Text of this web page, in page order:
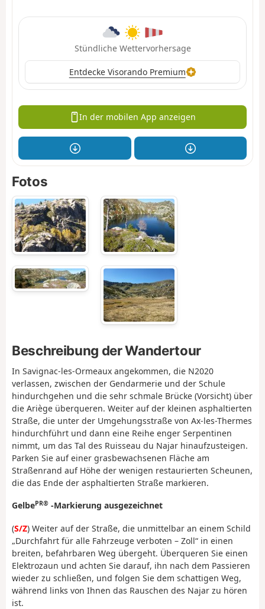
Stündliche Wettervorhersage
Entdecke Visorando Premium
In der mobilen App anzeigen
Fotos
Beschreibung der Wandertour
In Savignac-les-Ormeaux angekommen, die N2020
verlassen, zwischen der Gendarmerie und der Schule
hindurchgehen und die sehr schmale Brücke (Vorsicht) über
die Ariège überqueren. Weiter auf der kleinen asphaltierten
Straße, die unter der Umgehungsstraße von Ax-les-Thermes
hindurchführt und dann eine Reihe enger Serpentinen
nimmt, um das Tal des Ruisseau du Najar hinaufzusteigen.
Parken Sie auf einer grasbewachsenen Fläche am
Straßenrand auf Höhe der wenigen restaurierten Scheunen,
die das Ende der asphaltierten Straße markieren.
GelbePR® -Markierung ausgezeichnet
(S/Z) Weiter auf der Straße, die unmittelbar an einem Schild
„Durchfahrt für alle Fahrzeuge verboten – Zoll“ in einen
breiten, befahrbaren Weg übergeht. Überqueren Sie einen
Elektrozaun und achten Sie darauf, ihn nach dem Passieren
wieder zu schließen, und folgen Sie dem schattigen Weg,
während links von Ihnen das Rauschen des Najar zu hören
ist.